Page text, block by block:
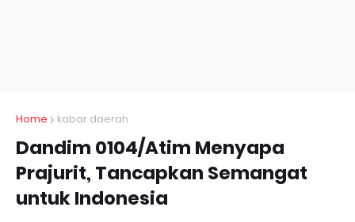
Home kabar daerah
Dandim 0104/Atim Menyapa
Prajurit, Tancapkan Semangat
untuk Indonesia